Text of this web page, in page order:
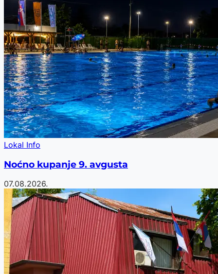
Lokal Info
Noćno kupanje 9. avgusta
07.08.2026.